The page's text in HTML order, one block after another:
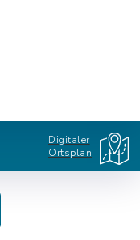
Digitaler
Ortsplan